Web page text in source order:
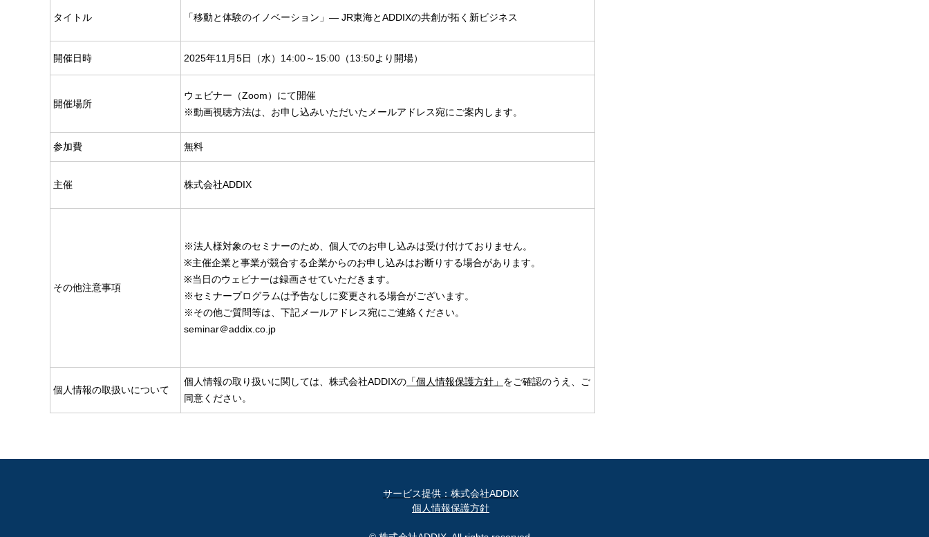
タイトル 「移動と体験のイノベーション」― JR東海とADDIXの共創が拓く新ビジネス
開催日時 2025年11月5日（水）14:00～15:00 （13:50より開場）
開催場所
ウェビナー（Zoom）にて開催
※動画視聴方法は、お申し込みいただいたメールアドレス宛にご案内します。
参加費 無料
主催 株式会社ADDIX
その他注意事項
※法人様対象のセミナーのため、個人でのお申し込みは受け付けておりません。
※主催企業と事業が競合する企業からのお申し込みはお断りする場合があります。
※当日のウェビナーは録画させていただきます。
※セミナープログラムは予告なしに変更される場合がございます。
※その他ご質問等は、下記メールアドレス宛にご連絡ください。
seminar＠addix.co.jp
個人情報の取扱いについて
個人情報の取り扱いに関しては、株式会社ADDIXの 「個人情報保護方針」 をご確認のうえ、ご
同意ください。
サービス提供：株式会社ADDIX
個人情報保護方針